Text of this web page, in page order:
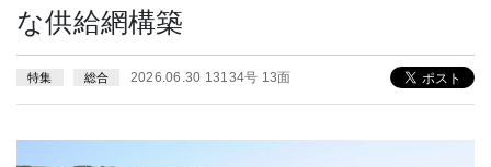
な供給網構築
特集 総合 2026.06.30 13134号 13面